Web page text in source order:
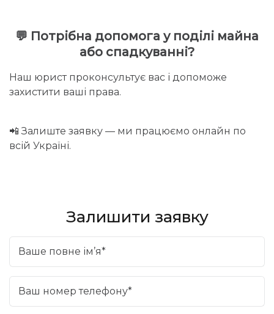
💬 Потрібна допомога у поділі майна
або спадкуванні?
Наш юрист проконсультує вас і допоможе
захистити ваші права.
📲 Залиште заявку — ми працюємо онлайн по
всій Україні.
Залишити заявку
Ваше повне ім’я*
Ваш номер телефону*